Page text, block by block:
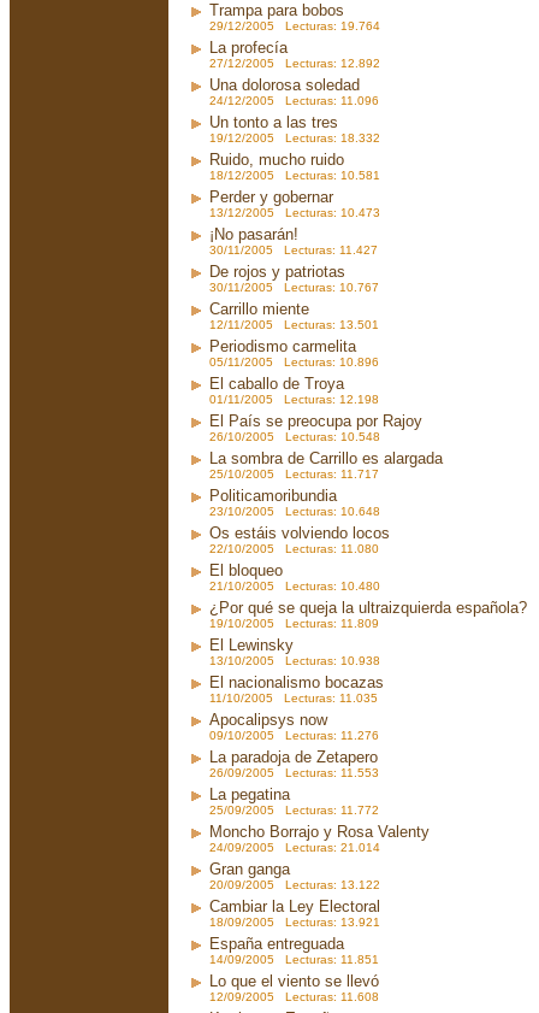
Trampa para bobos
29/12/2005 Lecturas: 19.764
La profecía
27/12/2005 Lecturas: 12.892
Una dolorosa soledad
24/12/2005 Lecturas: 11.096
Un tonto a las tres
19/12/2005 Lecturas: 18.332
Ruido, mucho ruido
18/12/2005 Lecturas: 10.581
Perder y gobernar
13/12/2005 Lecturas: 10.473
¡No pasarán!
30/11/2005 Lecturas: 11.427
De rojos y patriotas
30/11/2005 Lecturas: 10.767
Carrillo miente
12/11/2005 Lecturas: 13.501
Periodismo carmelita
05/11/2005 Lecturas: 10.896
El caballo de Troya
01/11/2005 Lecturas: 12.198
El País se preocupa por Rajoy
26/10/2005 Lecturas: 10.548
La sombra de Carrillo es alargada
25/10/2005 Lecturas: 11.717
Politicamoribundia
23/10/2005 Lecturas: 10.648
Os estáis volviendo locos
22/10/2005 Lecturas: 11.080
El bloqueo
21/10/2005 Lecturas: 10.480
¿Por qué se queja la ultraizquierda española?
19/10/2005 Lecturas: 11.809
El Lewinsky
13/10/2005 Lecturas: 10.938
El nacionalismo bocazas
11/10/2005 Lecturas: 11.035
Apocalipsys now
09/10/2005 Lecturas: 11.276
La paradoja de Zetapero
26/09/2005 Lecturas: 11.553
La pegatina
25/09/2005 Lecturas: 11.772
Moncho Borrajo y Rosa Valenty
24/09/2005 Lecturas: 21.014
Gran ganga
20/09/2005 Lecturas: 13.122
Cambiar la Ley Electoral
18/09/2005 Lecturas: 13.921
España entreguada
14/09/2005 Lecturas: 11.851
Lo que el viento se llevó
12/09/2005 Lecturas: 11.608